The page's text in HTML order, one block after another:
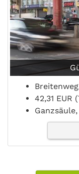
42,31 EUR